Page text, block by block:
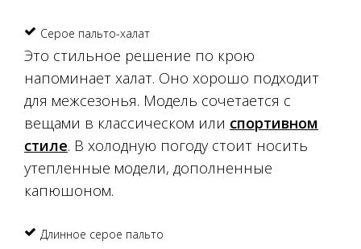
Серое пальто-халат
Это стильное решение по крою
напоминает халат. Оно хорошо подходит
для межсезонья. Модель сочетается с
вещами в классическом или спортивном
стиле. В холодную погоду стоит носить
утепленные модели, дополненные
капюшоном.
Длинное серое пальто